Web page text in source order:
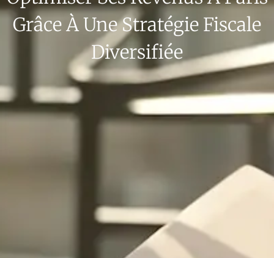
Grâce À Une Stratégie Fiscale
Diversifiée